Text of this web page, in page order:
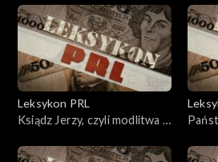
Leksykon PRL
Ksiądz Jerzy, czyli modlitwa o